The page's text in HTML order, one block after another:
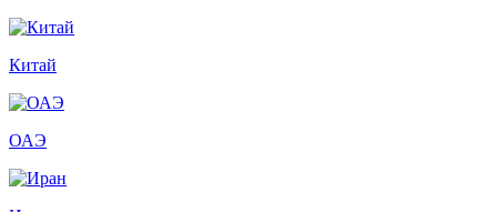
Китай
ОАЭ